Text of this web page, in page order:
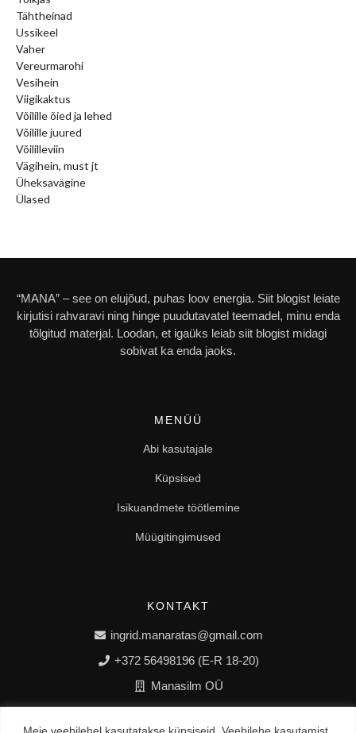
Meie veebilehel kasutatakse küpsiseid. Veebilehe kasutamist
Tähtheinad
Ussikeel
Vaher
Vereurmarohi
Vesihein
Viigikaktus
Võilille õied ja lehed
Võilille juured
Võililleviin
Vägihein, must jt
Üheksavägine
Ülased
“MANA” – see on elujõud, puhas loov energia. Siit blogist leiate
kirjutisi rahvaravi ning hinge puudutavatel teemadel, minu enda
tõlgitud materjal. Loodan, et igaüks leiab siit blogist midagi
sobivat ka enda jaoks.
MENÜÜ
Abi kasutajale
Küpsised
Isikuandmete töötlemine
Müügitingimused
KONTAKT
ingrid.manaratas@gmail.com
+372 56498196 (E-R 18-20)
Manasilm OÜ